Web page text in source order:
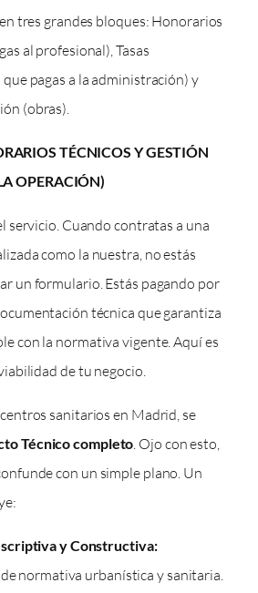
tres grandes bloques: Honorarios
al profesional), Tasas
pagas a la administración) y
(obras).
TÉCNICOS Y GESTIÓN
OPERACIÓN)
servicio. Cuando contratas a una
como la nuestra, no estás
un formulario. Estás pagando por
técnica que garantiza
con la normativa vigente. Aquí es
de tu negocio.
sanitarios en Madrid, se
Técnico completo . Ojo con esto,
con un simple plano. Un
y Constructiva:
normativa urbanística y sanitaria.